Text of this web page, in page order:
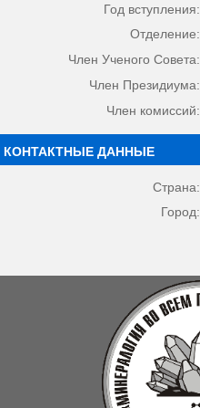
Год вступления:
Отделение:
Член Ученого Совета:
Член Президиума:
Член комиссий:
КОНТАКТНЫЕ ДАННЫЕ
Страна:
Город: